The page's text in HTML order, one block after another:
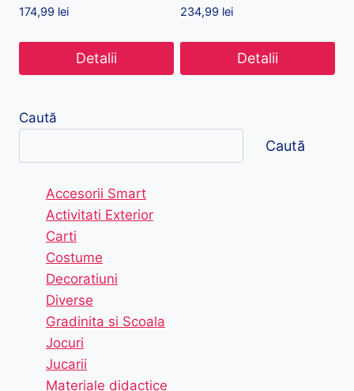
174,99 lei
Detalii
234,99 lei
Detalii
Caută
Caută
Accesorii Smart
Activitati Exterior
Carti
Costume
Decoratiuni
Diverse
Gradinita si Scoala
Jocuri
Jucarii
Materiale didactice